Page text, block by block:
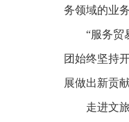
务领域的业
“服务贸
团始终坚持
展做出新贡献
走进文